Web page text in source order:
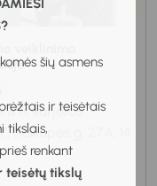
šių asmens
ir teisėtais
tikslais,
renkant
teisėtų tikslų
karjeros
Naikupės g. 27A, 14